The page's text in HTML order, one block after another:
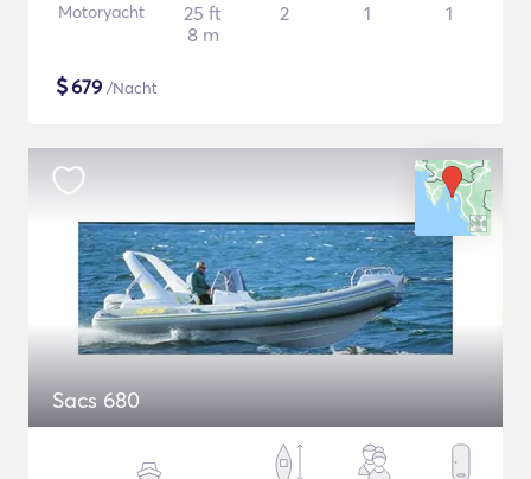
Motoryacht
25 ft
8 m
2 1 1
$679 /Nacht
Sacs 680